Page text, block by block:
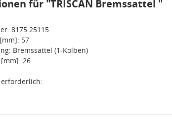
für "TRISCAN Bremssattel "
8175 25115
57
Bremssattel (1-Kolben)
26